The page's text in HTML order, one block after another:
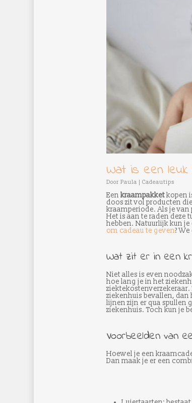
Wat is een leuk
Door Paula Cadeautips
Een kraampakketkopen
doos zit vol producten
kraamperiode. Als je
Het is aan te raden deze
hebben. Natuurlijk kun
om cadeau te geven?
Wat zit er in een
Niet alles is even
hoe lang je in het
ziekenhuis bevallen, dan
lijnen zijn er qua spullen
ziekenhuis. Toch kun je
Voorbeelden van
Hoewel je een
Dan maak je er een